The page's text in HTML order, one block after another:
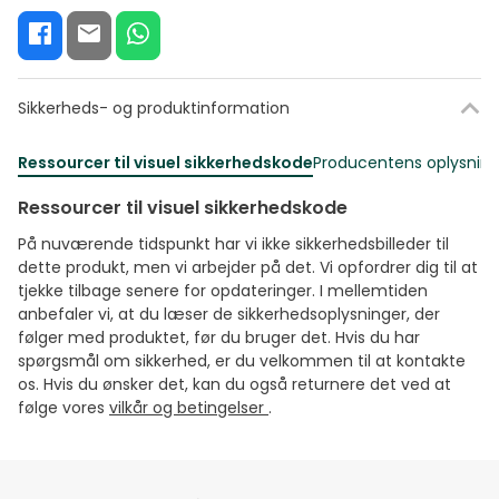
Sikkerheds- og produktinformation
Ressourcer til visuel sikkerhedskodeProducentens
Ressourcer til visuel sikkerhedskode
På nuværende tidspunkt har vi ikke sikkerhedsbilleder til
dette produkt, men vi arbejder på det. Vi opfordrer dig til at
tjekke tilbage senere for opdateringer. I mellemtiden
anbefaler vi, at du læser de sikkerhedsoplysninger, der
følger med produktet, før du bruger det. Hvis du har
spørgsmål om sikkerhed, er du velkommen til at kontakte
os. Hvis du ønsker det, kan du også returnere det ved at
følge vores vilkår og betingelser .